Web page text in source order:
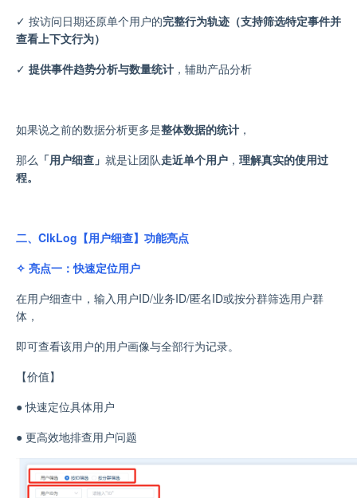
✓ 按访问日期还原单个用户的完整行为轨迹（支持筛选特定事件并
查看上下文行为）
✓ 提供事件趋势分析与数量统计 ，辅助产品分析
如果说之前的数据分析更多是整体数据的统计 ，
那么 「用户细查」 就是让团队走近单个用户 ， 理解真实的使用过
程。
二、ClkLog【用户细查】功能亮点
✧ 亮点一：快速定位用户
在用户细查中，输入用户ID/业务ID/匿名ID或按分群筛选用户群
体 ，
即可查看该用户的用户画像与全部行为记录。
【价值】
●快速定位具体用户
● 更高效地排查用户问题